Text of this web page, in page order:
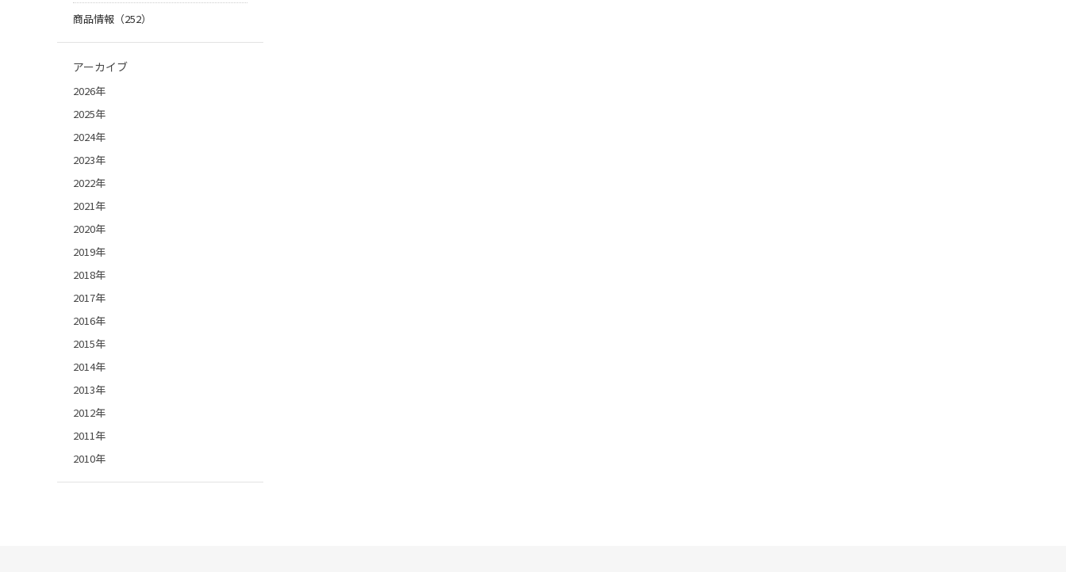
商品情報（252）
アーカイブ
2026年
2025年
2024年
2023年
2022年
2021年
2020年
2019年
2018年
2017年
2016年
2015年
2014年
2013年
2012年
2011年
2010年